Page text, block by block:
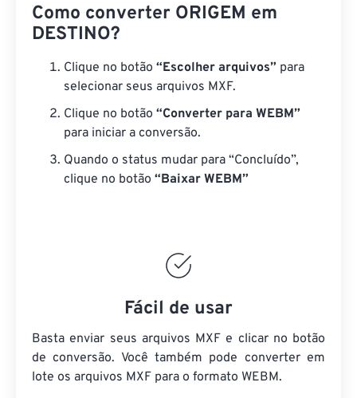
Como converter ORIGEM em
DESTINO?
Clique no botão “Escolher arquivos” para
selecionar seus arquivos MXF.
Clique no botão “Converter para WEBM”
para iniciar a conversão.
Quando o status mudar para “Concluído”,
clique no botão “Baixar WEBM”
Fácil de usar
Basta enviar seus arquivos MXF e clicar no botão
de conversão. Você também pode converter em
lote os arquivos MXF para o formato WEBM.